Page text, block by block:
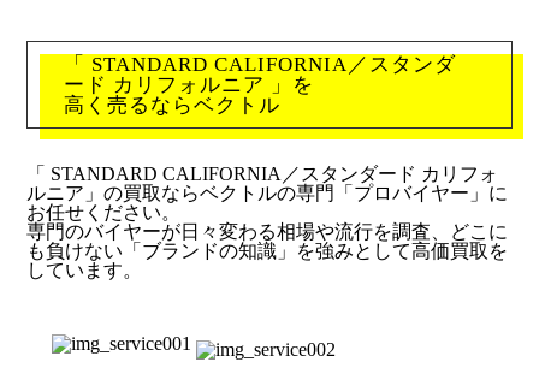
「 STANDARD CALIFORNIA／スタンダ
ード カリフォルニア 」を
高く売るならベクトル
「 STANDARD CALIFORNIA／スタンダード カリフォ
ルニア」の買取ならベクトルの専門「プロバイヤー」に
お任せください。
専門のバイヤーが日々変わる相場や流行を調査、どこに
も負けない「ブランドの知識」を強みとして高価買取を
しています。